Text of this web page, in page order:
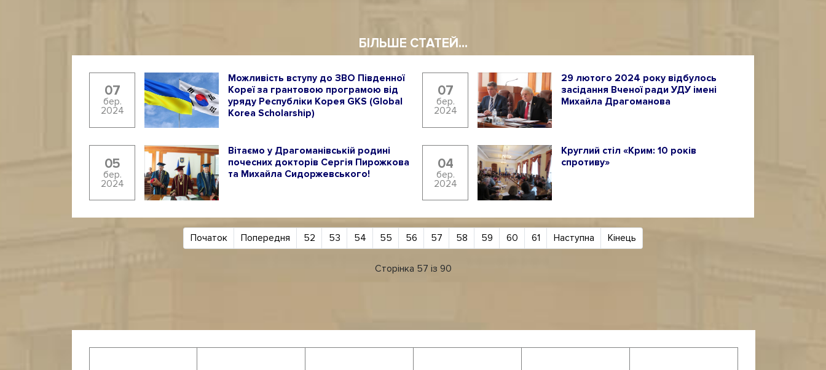
БІЛЬШЕ СТАТЕЙ...
07
бер.
2024
Можливість вступу до ЗВО Південної
Кореї за грантовою програмою від
уряду Республіки Корея GKS (Global
Korea Scholarship)
07
бер.
2024
29 лютого 2024 року відбулось
засідання Вченої ради УДУ імені
Михайла Драгоманова
05
бер.
2024
Вітаємо у Драгоманівській родині
почесних докторів Сергія Пирожкова
та Михайла Сидоржевського!
04
бер.
2024
Круглий стіл «Крим: 10 років
спротиву»
Початок Попередня 52 53 54 55 56 57 58 59 60 61 Наступна Кінець
Сторінка 57 із 90